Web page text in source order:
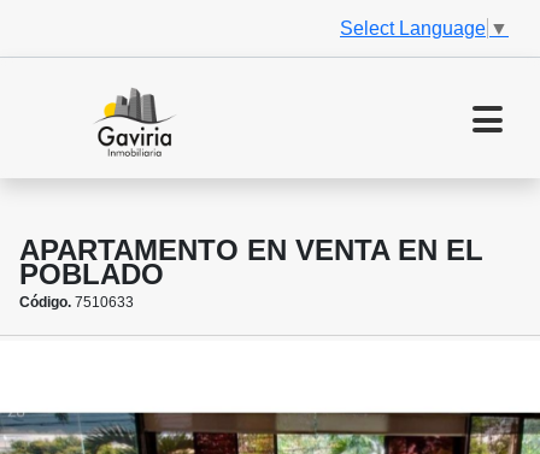
Select Language ▼
APARTAMENTO EN VENTA EN EL
POBLADO
Código. 7510633